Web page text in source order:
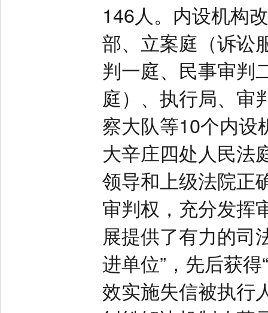
146人。内设机构
部、立案庭（诉讼
判一庭、民事审判
庭）、执行局、审
察大队等10个内设
大辛庄四处人民法
领导和上级法院正
审判权，充分发挥
展提供了有力的司
进单位”，先后获得
效实施失信被执行